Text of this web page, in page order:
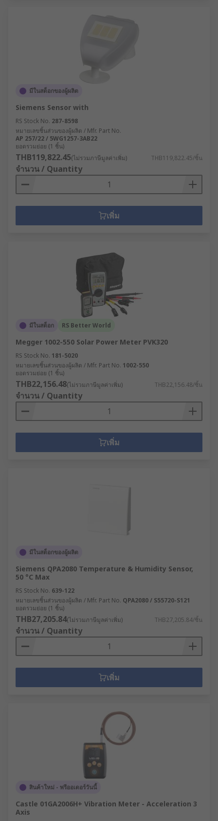
มีในสต็อกของผู้ผลิต
Siemens Sensor with
RS Stock No. 287-8598
หมายเลขชิ้นส่วนของผู้ผลิต / Mfr. Part No.
AP 257/22 / 5WG1257-3AB22
ยอดรวมย่อย (1 ชิ้น)
THB119,822.45(ไม่รวมภาษีมูลค่าเพิ่ม) THB119,822.45/ชิ้น
จำนวน / Quantity
เพิ่ม
มีในสต็อก RS Better World
Megger 1002-550 Solar Power Meter PVK320
RS Stock No. 181-5020
หมายเลขชิ้นส่วนของผู้ผลิต / Mfr. Part No. 1002-550
ยอดรวมย่อย (1 ชิ้น)
THB22,156.48(ไม่รวมภาษีมูลค่าเพิ่ม) THB22,156.48/ชิ้น
จำนวน / Quantity
เพิ่ม
มีในสต็อกของผู้ผลิต
Siemens QPA2080 Temperature & Humidity Sensor,
50 °C Max
RS Stock No. 639-122
หมายเลขชิ้นส่วนของผู้ผลิต / Mfr. Part No. QPA2080 / S55720-S121
ยอดรวมย่อย (1 ชิ้น)
THB27,205.84(ไม่รวมภาษีมูลค่าเพิ่ม) THB27,205.84/ชิ้น
จำนวน / Quantity
เพิ่ม
สินค้าใหม่ - พรีออเดอร์วันนี้
Castle 01GA2006H+ Vibration Meter - Acceleration 3
Axis